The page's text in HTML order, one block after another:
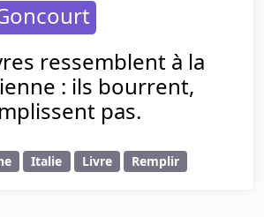
ressemblent à la
: ils bourrent,
pas.
Italie Livre Remplir